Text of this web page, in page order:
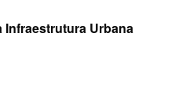
Infraestrutura Urbana